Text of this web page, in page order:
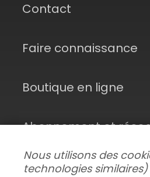
Contact
Faire connaissance
Boutique en ligne
Abonnement et
Nous utilisons des
technologies